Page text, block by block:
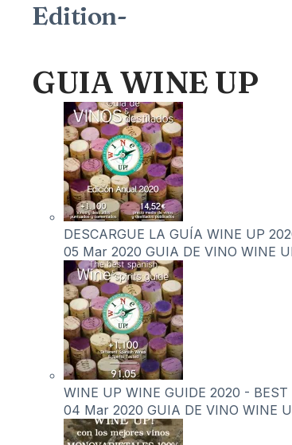
Edition-
GUIA WINE UP
DESCARGUE LA GUÍA WINE UP
05 Mar 2020 GUIA DE VINO WINE
WINE UP WINE GUIDE 2020 -
04 Mar 2020 GUIA DE VINO WINE